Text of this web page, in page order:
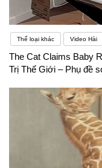
Thể loại khác Video Hài
The Cat Claims Baby
Trị Thế Giới – Phụ đề